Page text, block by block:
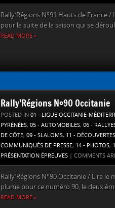
Rally’Régions N°91 Hauts de France /
pour la suite de la saison qui se
READ MORE »
Rally’Régions N°90 Occitanie
POSTED IN 01 - LIGUE OCCITANIE-
PYRÉNÉES, 05 - AUTOMOBILES, 06 -
DE CÔTE, 09 - SLALOMS, 11 - DÉCOUVERTES
COMMUNIQUÉS DE PRESSE, 14 - PHOTOS,
PRÉSENTATION ÉPREUVES | COMMENTS
Rally’Régions N°90 Occitanie / Lire le
plume pour ce numéro 90, le
READ MORE »